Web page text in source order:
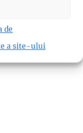
de
a site-ului